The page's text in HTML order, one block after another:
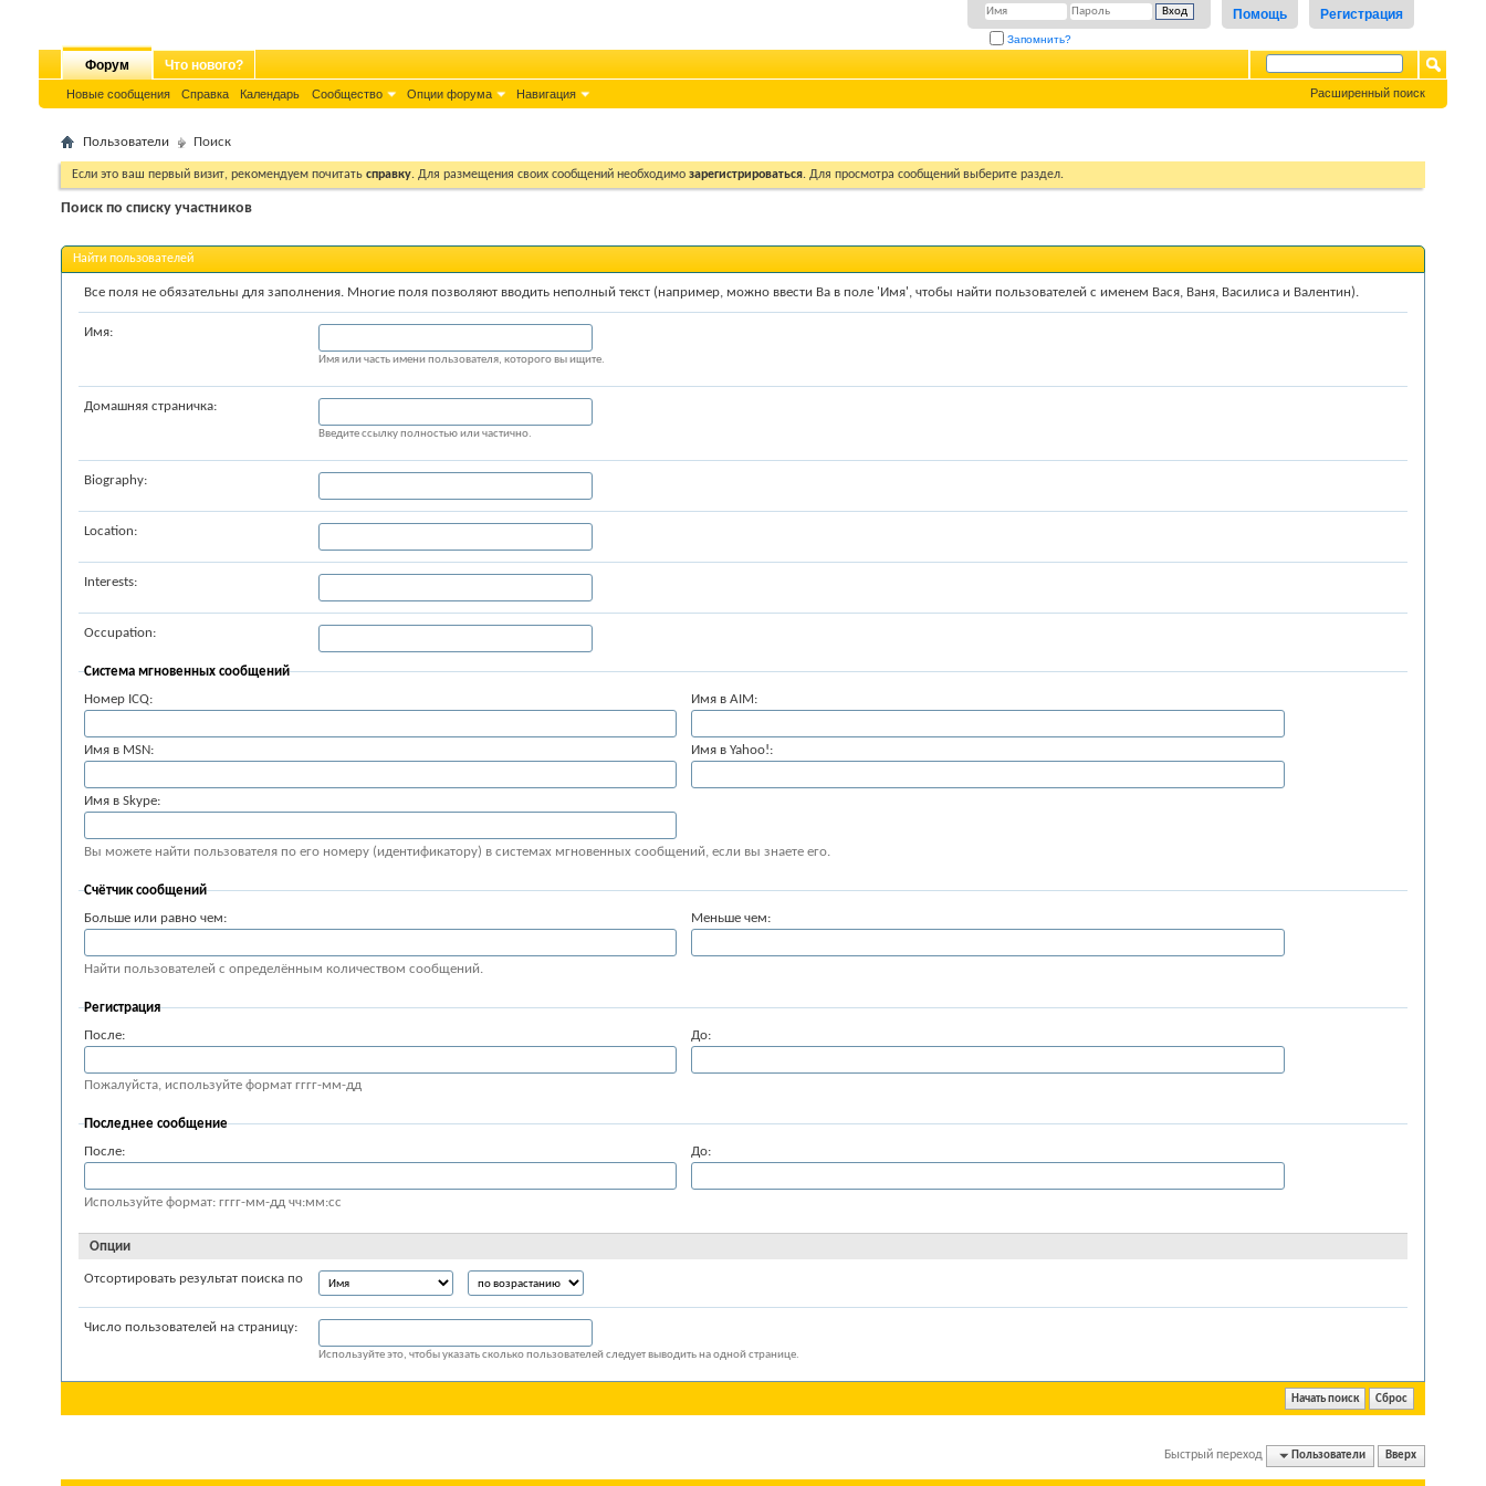
Регистрация
Помощь
Запомнить?
Форум
Новые сообщения Справка Календарь Сообщество Опции форума Навигация
Что нового?
Расширенный поиск
Пользователи Поиск
Если это ваш первый визит, рекомендуем почитать справку. Для размещения своих сообщений необходимо зарегистрироваться. Для просмотра сообщений выберите раздел.
Поиск по списку участников
Найти пользователей
Все поля не обязательны для заполнения. Многие поля позволяют вводить неполный текст (например, можно ввести Ва в поле 'Имя', чтобы найти пользователей с именем Вася, Ваня, Василиса и Валентин).
Имя:
Имя или часть имени пользователя, которого вы ищите.
Домашняя страничка:
Введите ссылку полностью или частично.
Biography:
Location:
Interests:
Occupation:
Система мгновенных сообщений
Номер ICQ:
Имя в AIM:
Имя в MSN: Имя в Yahoo!:
Имя в Skype:
Вы можете найти пользователя по его номеру (идентификатору) в системах мгновенных сообщений, если вы знаете его.
Счётчик сообщений
Больше или равно чем:
Меньше чем:
Найти пользователей с определённым количеством сообщений.
Регистрация
После:
До:
Пожалуйста, используйте формат гггг-мм-дд
Последнее сообщение
После:
До:
Используйте формат: гггг-мм-дд чч:мм:сс
Опции
Отсортировать результат поиска по
Число пользователей на страницу:
Используйте это, чтобы указать сколько пользователей следует выводить на одной странице.
Быстрый переход Пользователи Вверх